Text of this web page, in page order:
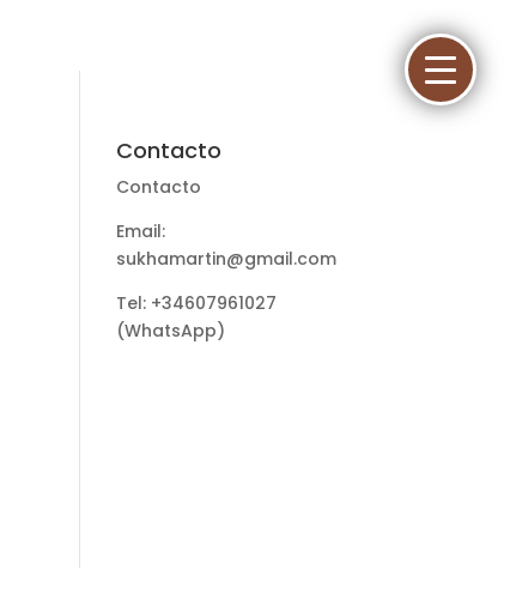
Contacto
Contacto
Email:
sukhamartin@gmail.com
Tel: +34607961027
(WhatsApp)